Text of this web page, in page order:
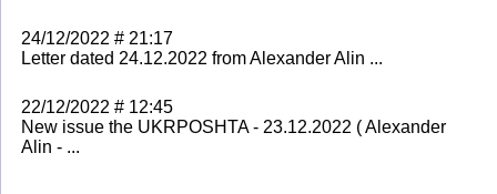
24/12/2022 # 21:17
Letter dated 24.12.2022 from Alexander Alin ...
22/12/2022 # 12:45
New issue the UKRPOSHTA - 23.12.2022 ( Alexander
Alin - ...